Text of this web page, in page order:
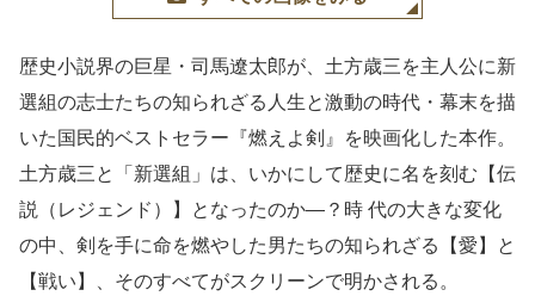
歴史小説界の巨星・司馬遼太郎が、土方歳三を主人公に新
選組の志士たちの知られざる人生と激動の時代・幕末を描
いた国民的ベストセラー『燃えよ剣』を映画化した本作。
土方歳三と「新選組」は、いかにして歴史に名を刻む【伝
説（レジェンド）】となったのか―？時 代の大きな変化
の中、剣を手に命を燃やした男たちの知られざる【愛】と
【戦い】、そのすべてがスクリーンで明かされる。